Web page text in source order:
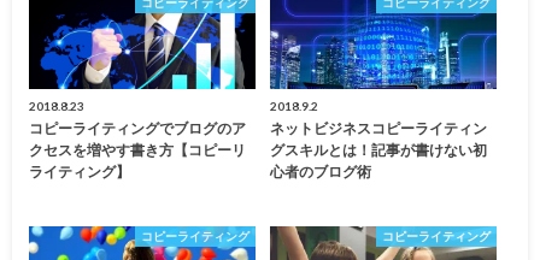
コピーライティング
2018.8.23
コピーライティングでブログのア
クセスを増やす書き方【コピーリ
ライティング】
コピーライティング
2018.9.2
ネットビジネスコピーライティン
グスキルとは！記事が書けない初
心者のブログ術
コピーライティング コピーライティング